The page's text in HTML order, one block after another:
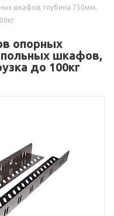
шкафов, глубина 750мм,
опорных
шкафов,
до 100кг